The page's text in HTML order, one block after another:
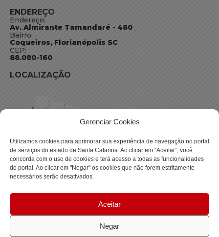
Gerenciar Cookies
Utilizamos cookies para aprimorar sua experiência de navegação no portal
de serviços do estado de Santa Catarina. Ao clicar em “Aceitar”, você
concorda com o uso de cookies e terá acesso a todas as funcionalidades
do portal. Ao clicar em "Negar" os cookies que não forem estritamente
necessários serão desativados.
Aceitar
Negar
ENDEREÇO
Endereço:
Av. Almirante Tamandaré - 480
Bairro:
Coqueiros, Florianópolis SC
CEP:
88.080-160
LOCALIZAÇÃO